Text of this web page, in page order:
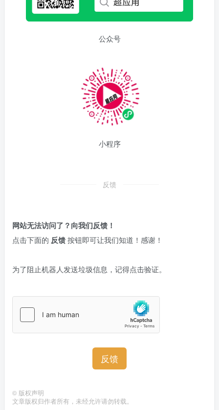
公众号
小程序
反馈
网站无法访问了？向我们反馈！
点击下面的 反馈按钮即可让我们知道！感谢！
为了阻止机器人发送垃圾信息，记得点击验证。
反馈
© 版权声明
文章版权归作者所有，未经允许请勿转载。